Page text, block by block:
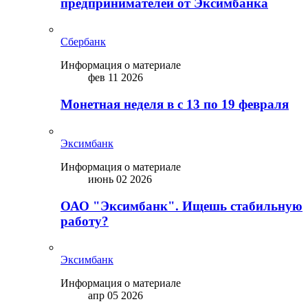
Сбербанк
Информация о материале
фев 11 2026
Монетная неделя в с 13 по 19 февраля
Эксимбанк
Информация о материале
июнь 02 2026
ОАО "Эксимбанк". Ищешь стабильную
работу?
Эксимбанк
Информация о материале
апр 05 2026